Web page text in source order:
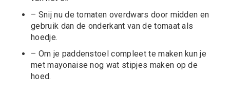
– Snij nu de tomaten overdwars door midden en
gebruik dan de onderkant van de tomaat als
hoedje.
– Om je paddenstoel compleet te maken kun je
met mayonaise nog wat stipjes maken op de
hoed.